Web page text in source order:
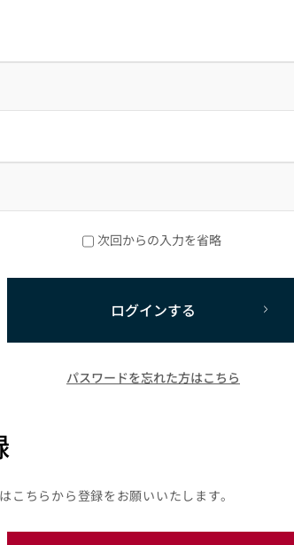
次回からの入力を省略
ログインする
パスワードを忘れた方はこちら
こちらから登録をお願いいたします。